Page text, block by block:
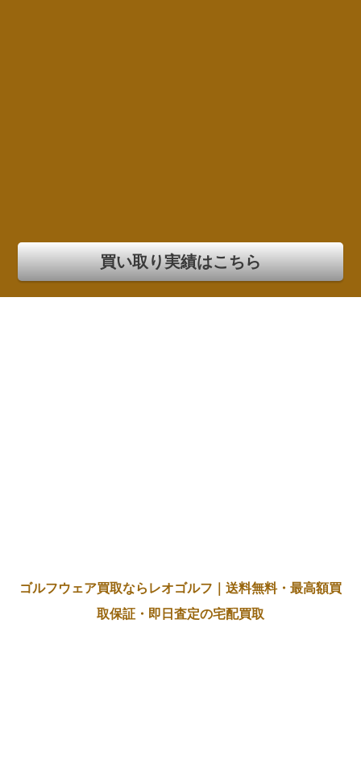
買い取り実績はこちら
ゴルフウェア買取ならレオゴルフ｜送料無料・最高額買
取保証・即日査定の宅配買取